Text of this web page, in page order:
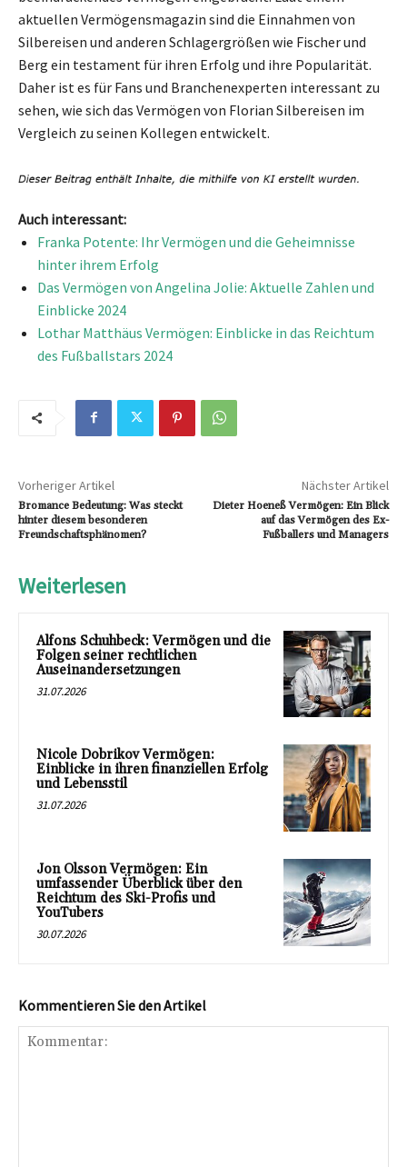
aktuellen Vermögensmagazin sind die Einnahmen von
Silbereisen und anderen Schlagergrößen wie Fischer und
Berg ein testament für ihren Erfolg und ihre Popularität.
Daher ist es für Fans und Branchenexperten interessant zu
sehen, wie sich das Vermögen von Florian Silbereisen im
Vergleich zu seinen Kollegen entwickelt.
Auch interessant:
Franka Potente: Ihr Vermögen und die Geheimnisse
hinter ihrem Erfolg
Das Vermögen von Angelina Jolie: Aktuelle Zahlen und
Einblicke 2024
Lothar Matthäus Vermögen: Einblicke in das Reichtum
des Fußballstars 2024
Vorheriger Artikel
Bromance Bedeutung: Was steckt
hinter diesem besonderen
Freundschaftsphänomen?
Nächster Artikel
Dieter Hoeneß Vermögen: Ein Blick
auf das Vermögen des Ex-
Fußballers und Managers
Weiterlesen
Alfons Schuhbeck: Vermögen und die
Folgen seiner rechtlichen
Auseinandersetzungen
31.07.2026
Nicole Dobrikov Vermögen:
Einblicke in ihren finanziellen Erfolg
und Lebensstil
31.07.2026
Jon Olsson Vermögen: Ein
umfassender Überblick über den
Reichtum des Ski-Profis und
YouTubers
30.07.2026
Kommentieren Sie den Artikel